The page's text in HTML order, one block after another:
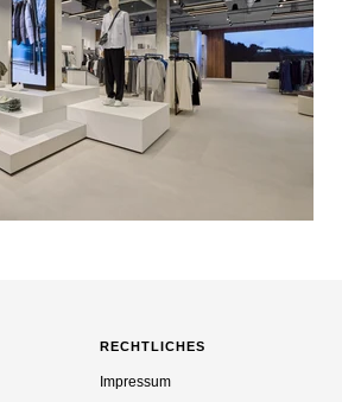
RECHTLICHES
Impressum